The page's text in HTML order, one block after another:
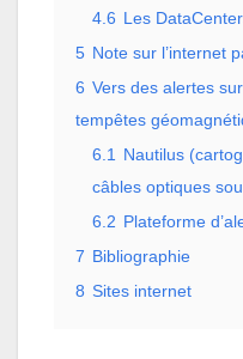
4.6 Les
5 Note sur l’internet
6 Vers des alertes
tempêtes
6.1 Nautilus
câbles optiques
6.2 Plateforme
7 Bibliographie
8 Sites internet